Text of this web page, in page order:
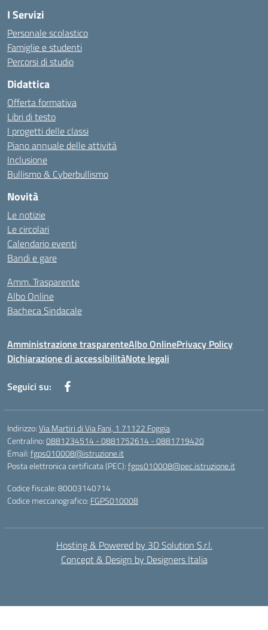
I Servizi
Personale scolastico
Famiglie e studenti
Percorsi di studio
Didattica
Offerta formativa
Libri di testo
I progetti delle classi
Piano annuale delle attività
Inclusione
Bullismo & Cyberbullismo
Novità
Le notizie
Le circolari
Calendario eventi
Bandi e gare
Amm. Trasparente
Albo Online
Bacheca Sindacale
Amministrazione trasparenteAlbo OnlinePrivacy Policy
Dichiarazione di accessibilitàNote legali
Seguici su:
Indirizzo:Via Martiri di Via Fani, 1 71122 Foggia
Centralino:0881234514 - 0881752614 - 0881719420
Email:fgps010008@istruzione.it
Posta elettronica certificata (PEC):fgps010008@pec.istruzione.it
Codice fiscale: 80003140714
Codice meccanografico: FGPS010008
Hosting & Powered by 3D Solution S.r.l.
Concept & Design by Designers Italia